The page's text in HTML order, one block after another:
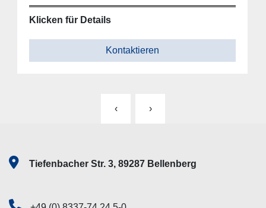
Klicken für Details
Kontaktieren
‹ ›
Tiefenbacher Str. 3, 89287 Bellenberg